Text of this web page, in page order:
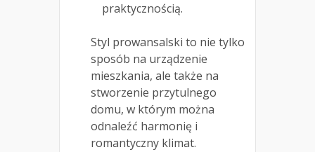
praktycznością.
Styl prowansalski to nie tylko
sposób na urządzenie
mieszkania, ale także na
stworzenie przytulnego
domu, w którym można
odnaleźć harmonię i
romantyczny klimat.